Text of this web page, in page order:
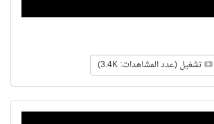
تشغيل (عدد المشاهدات: 3.4K)